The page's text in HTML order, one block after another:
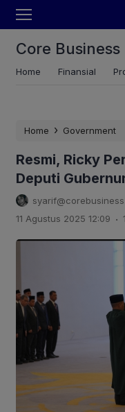
Core Business
Home Finansial
Home › Government
Resmi, Ricky
Deputi
syarif@corebusiness
11 Agustus 2025 12:09 .